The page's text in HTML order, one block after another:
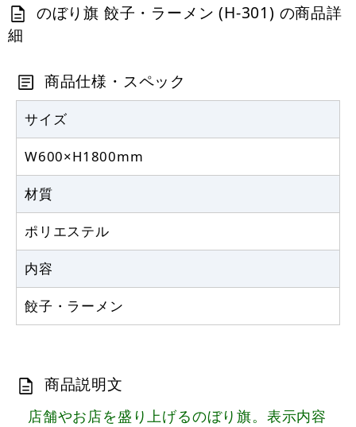
2,552 円 税込
のぼり旗 餃子・ラーメン (H-301) の商品詳
細
商品仕様・スペック
サイズ
W600×H1800mm
材質
ポリエステル
内容
餃子・ラーメン
商品説明文
店舗やお店を盛り上げるのぼり旗。表示内容